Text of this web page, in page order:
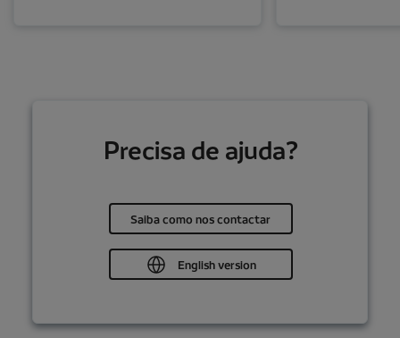
Precisa de ajuda?
Saiba como nos contactar
English version